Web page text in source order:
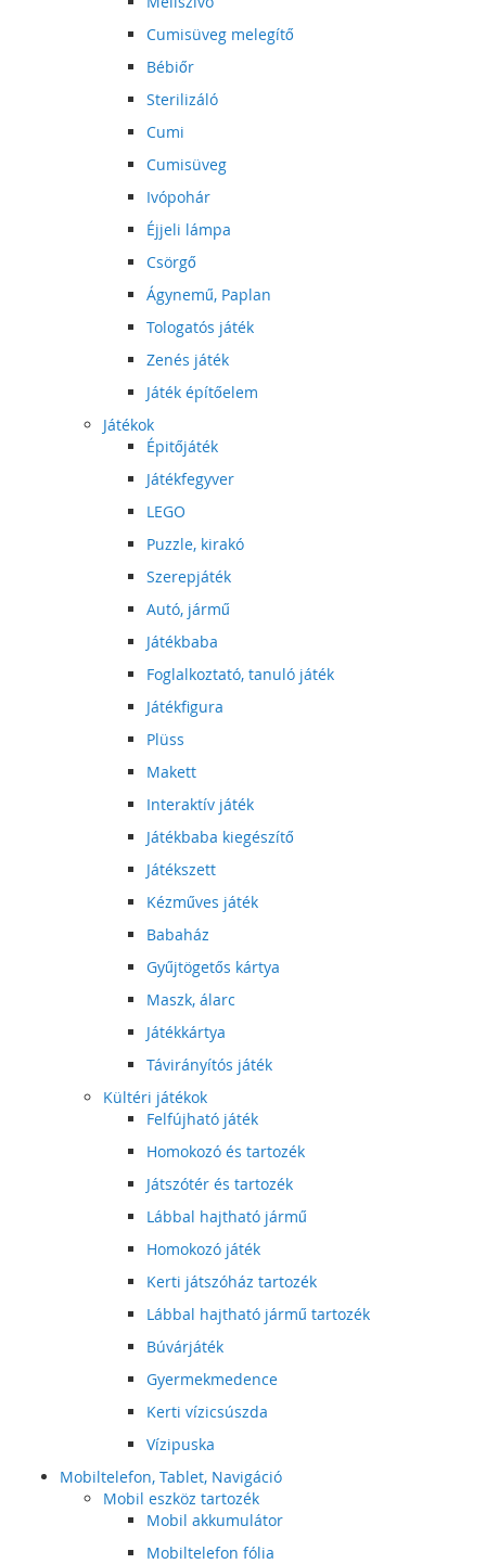
Cumisüveg melegítő
Bébiőr
Sterilizáló
Cumi
Cumisüveg
Ivópohár
Éjjeli lámpa
Csörgő
Ágynemű, Paplan
Tologatós játék
Zenés játék
Játék építőelem
Játékok
Épitőjáték
Játékfegyver
LEGO
Puzzle, kirakó
Szerepjáték
Autó, jármű
Játékbaba
Foglalkoztató, tanuló játék
Játékfigura
Plüss
Makett
Interaktív játék
Játékbaba kiegészítő
Játékszett
Kézműves játék
Babaház
Gyűjtögetős kártya
Maszk, álarc
Játékkártya
Távirányítós játék
Kültéri játékok
Felfújható játék
Homokozó és tartozék
Játszótér és tartozék
Lábbal hajtható jármű
Homokozó játék
Kerti játszóház tartozék
Lábbal hajtható jármű tartozék
Búvárjáték
Gyermekmedence
Kerti vízicsúszda
Vízipuska
Mobiltelefon, Tablet, Navigáció
Mobil eszköz tartozék
Mobil akkumulátor
Mobiltelefon fólia